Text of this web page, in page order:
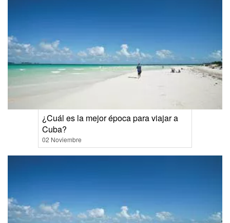
¿Cuál es la mejor época para viajar a
Cuba?
02 Noviembre